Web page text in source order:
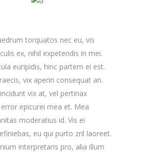
torquatos nec eu, vis
ex, nihil expetendis in mei.
euripidis, hinc partem ei est.
vix aperiri consequat an.
vix at, vel pertinax
epicurei mea et. Mea
moderatius id. Vis ei
eu qui purto zril laoreet.
interpretaris pro, alia illum